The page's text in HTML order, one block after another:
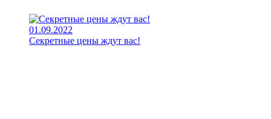
01.09.2022
Секретные цены ждут вас!